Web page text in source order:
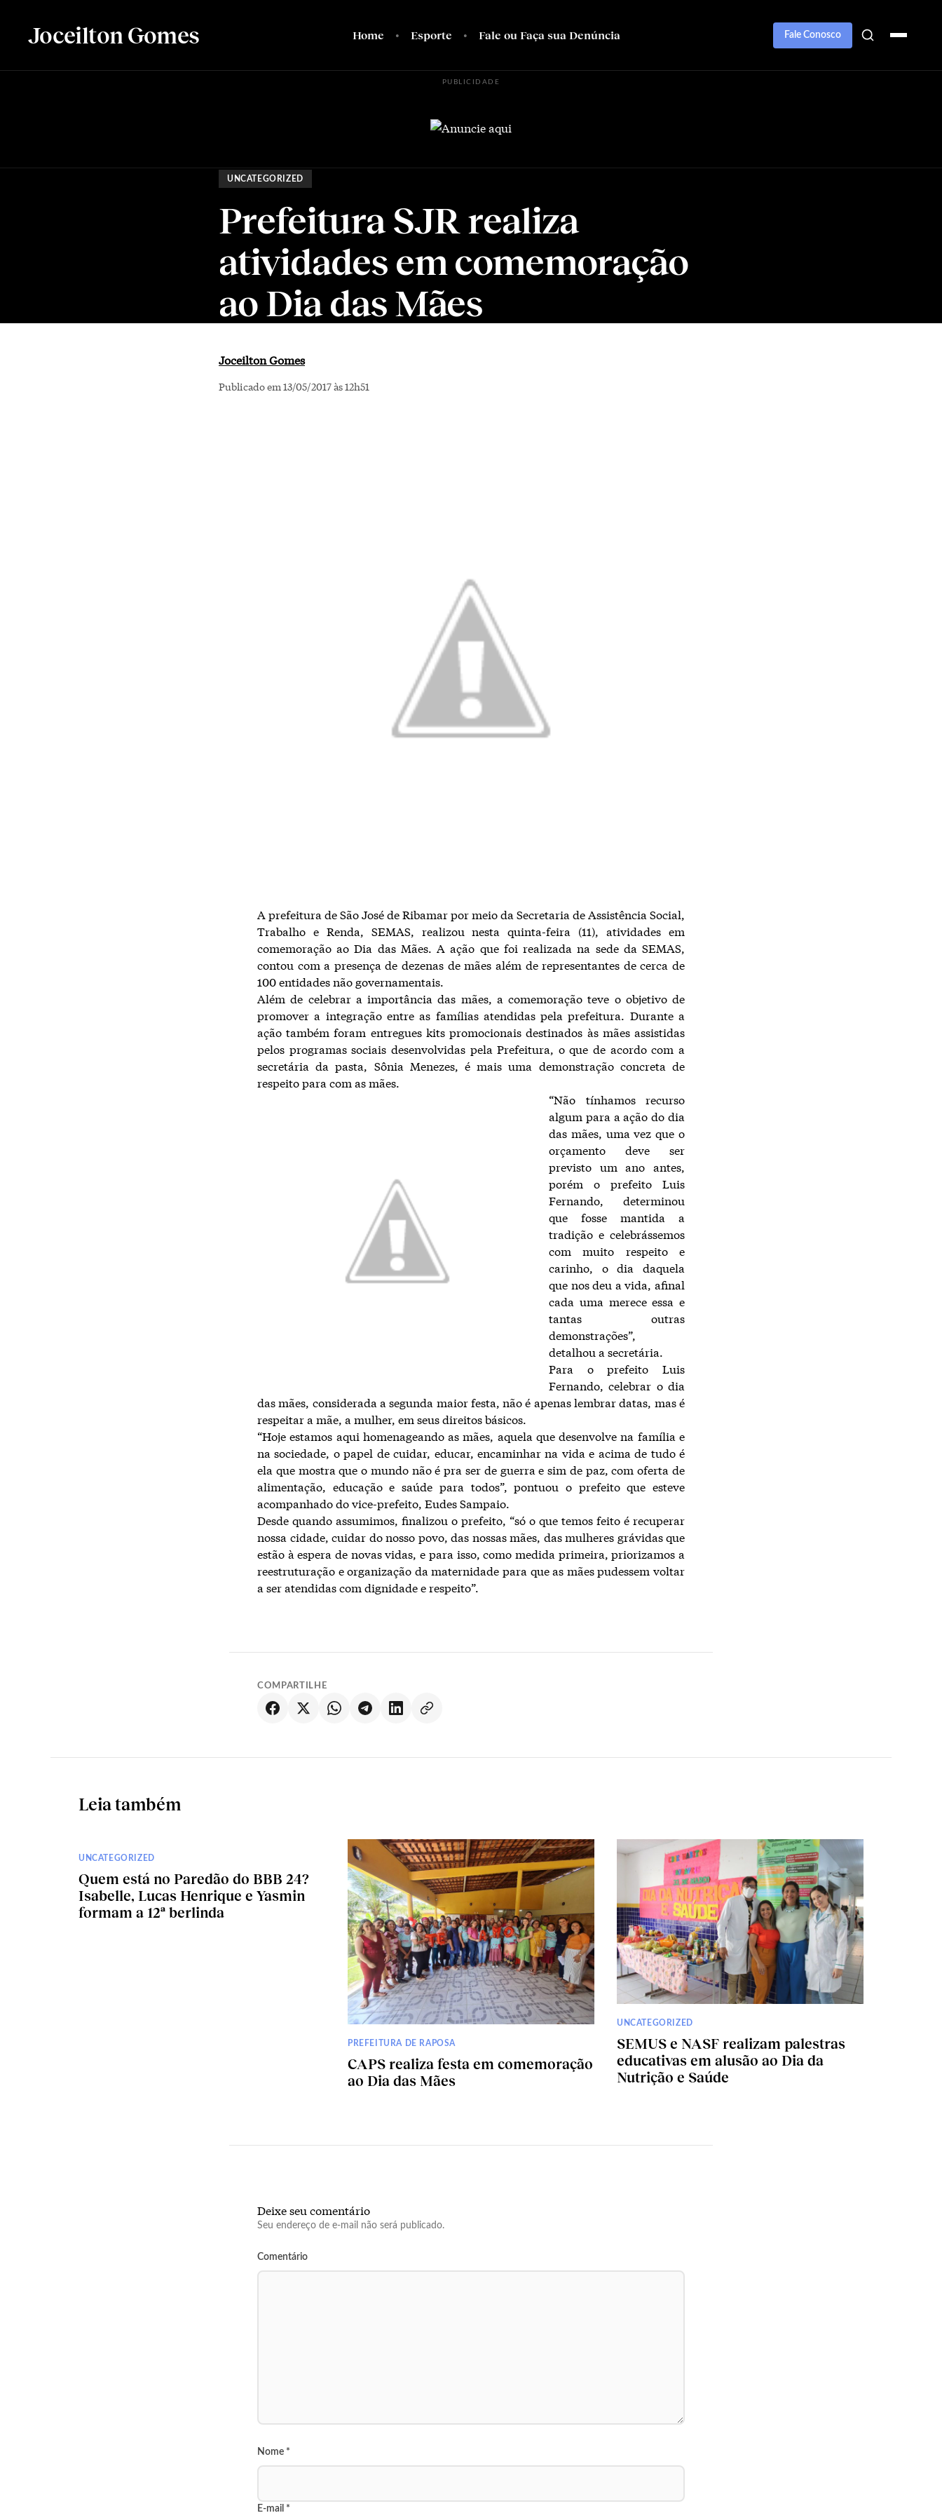
Joceilton Gomes Home Esporte Fale ou Faça sua Denúncia Fale Conosco
PUBLICIDADE
UNCATEGORIZED
Prefeitura SJR realiza
atividades em comemoração
ao Dia das Mães
Joceilton Gomes
Publicado em 13/05/2017 às 12h51
A prefeitura de São José de Ribamar por meio da Secretaria de Assistência Social,
Trabalho e Renda, SEMAS, realizou nesta quinta-feira (11), atividades em
comemoração ao Dia das Mães. A ação que foi realizada na sede da SEMAS,
contou com a presença de dezenas de mães além de representantes de cerca de
100 entidades não governamentais.
Além de celebrar a importância das mães, a comemoração teve o objetivo de
promover a integração entre as famílias atendidas pela prefeitura. Durante a
ação também foram entregues kits promocionais destinados às mães assistidas
pelos programas sociais desenvolvidas pela Prefeitura, o que de acordo com a
secretária da pasta, Sônia Menezes, é mais uma demonstração concreta de
respeito para com as mães.
“Não tínhamos recurso
algum para a ação do dia
das mães, uma vez que o
orçamento deve ser
previsto um ano antes,
porém o prefeito Luis
Fernando, determinou
que fosse mantida a
tradição e celebrássemos
com muito respeito e
carinho, o dia daquela
que nos deu a vida, afinal
cada uma merece essa e
tantas outras
demonstrações”,
detalhou a secretária.
Para o prefeito Luis
Fernando, celebrar o dia
das mães, considerada a segunda maior festa, não é apenas lembrar datas, mas é
respeitar a mãe, a mulher, em seus direitos básicos.
“Hoje estamos aqui homenageando as mães, aquela que desenvolve na família e
na sociedade, o papel de cuidar, educar, encaminhar na vida e acima de tudo é
ela que mostra que o mundo não é pra ser de guerra e sim de paz, com oferta de
alimentação, educação e saúde para todos”, pontuou o prefeito que esteve
acompanhado do vice-prefeito, Eudes Sampaio.
Desde quando assumimos, finalizou o prefeito, “só o que temos feito é recuperar
nossa cidade, cuidar do nosso povo, das nossas mães, das mulheres grávidas que
estão à espera de novas vidas, e para isso, como medida primeira, priorizamos a
reestruturação e organização da maternidade para que as mães pudessem voltar
a ser atendidas com dignidade e respeito”.
COMPARTILHE
Leia também
UNCATEGORIZED
Quem está no Paredão do BBB 24?
Isabelle, Lucas Henrique e Yasmin
formam a 12ª berlinda
PREFEITURA DE RAPOSA
CAPS realiza festa em comemoração
ao Dia das Mães
UNCATEGORIZED
SEMUS e NASF realizam palestras
educativas em alusão ao Dia da
Nutrição e Saúde
Deixe seu comentário
Seu endereço de e-mail não será publicado.
Comentário
Nome *
E-mail *